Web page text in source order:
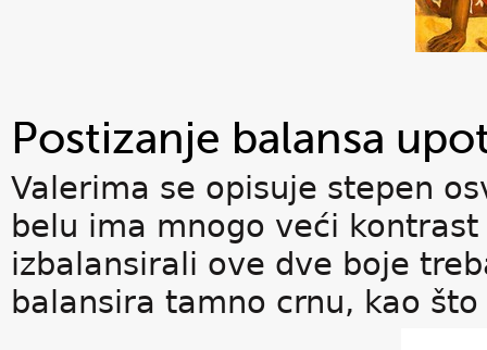
Postizanje balansa
Valerima se opisuje stepen
belu ima mnogo veći
izbalansirali ove dve boje
balansira tamno crnu, kao